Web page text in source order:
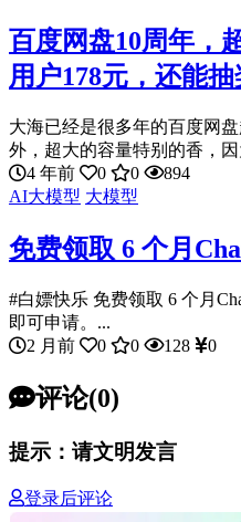
百度网盘10周年，
用户178元，还能抽
大海已经是很多年的百度网
外，超大的容量特别的香，因
4 年前
0 0
894
AI大模型 大模型
免费领取 6 个月
#白嫖快乐 免费领取 6 个月
即可申请。...
2 月前
0 0 128 0
评论(0)
提示：请文明发言
登录后评论